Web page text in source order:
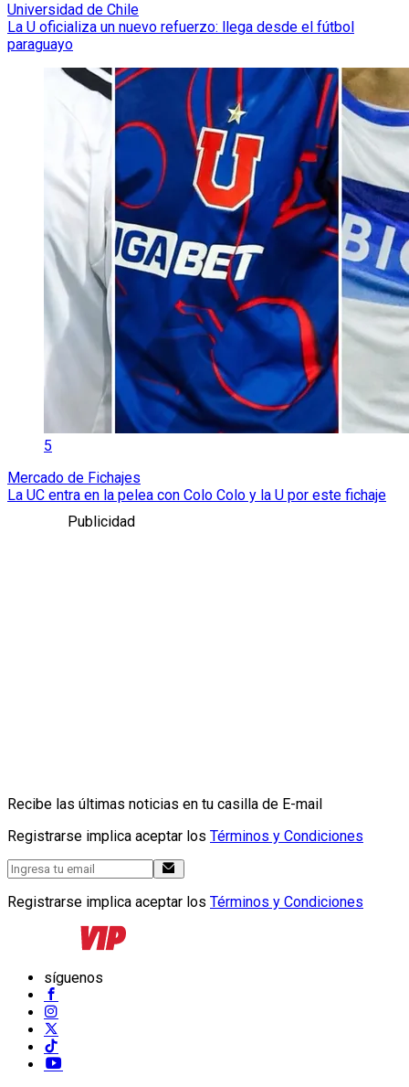
Universidad de Chile
La U oficializa un nuevo refuerzo: llega desde el fútbol
paraguayo
5
Mercado de Fichajes
La UC entra en la pelea con Colo Colo y la U por este fichaje
Publicidad
Recibe las últimas noticias en tu casilla de E-mail
Registrarse implica aceptar los Términos y Condiciones
Registrarse implica aceptar los Términos y Condiciones
síguenos